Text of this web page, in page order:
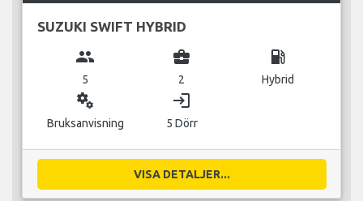
SUZUKI SWIFT HYBRID
group
5
business_center
2
local_gas_station
Hybrid
miscellaneous_services
Bruksanvisning
login
5 Dörr
VISA DETALJER...